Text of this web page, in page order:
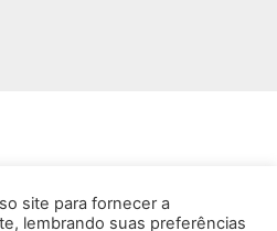
site para fornecer a
lembrando suas preferências